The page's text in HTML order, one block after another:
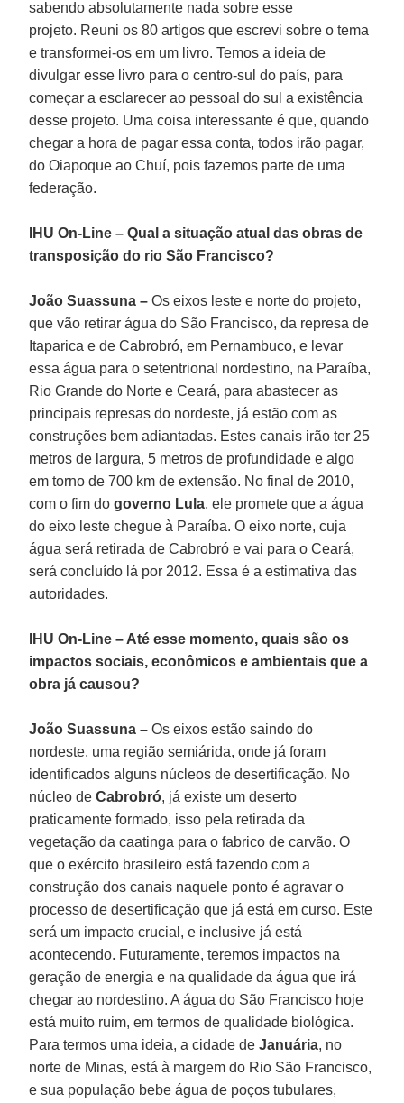
sabendo absolutamente nada sobre esse
projeto. Reuni os 80 artigos que escrevi sobre o tema
e transformei-os em um livro. Temos a ideia de
divulgar esse livro para o centro-sul do país, para
começar a esclarecer ao pessoal do sul a existência
desse projeto. Uma coisa interessante é que, quando
chegar a hora de pagar essa conta, todos irão pagar,
do Oiapoque ao Chuí, pois fazemos parte de uma
federação.
IHU On-Line – Qual a situação atual das obras de
transposição do rio São Francisco?
João Suassuna – Os eixos leste e norte do projeto,
que vão retirar água do São Francisco, da represa de
Itaparica e de Cabrobró, em Pernambuco, e levar
essa água para o setentrional nordestino, na Paraíba,
Rio Grande do Norte e Ceará, para abastecer as
principais represas do nordeste, já estão com as
construções bem adiantadas. Estes canais irão ter 25
metros de largura, 5 metros de profundidade e algo
em torno de 700 km de extensão. No final de 2010,
com o fim dogoverno Lula, ele promete que a água
do eixo leste chegue à Paraíba. O eixo norte, cuja
água será retirada de Cabrobró e vai para o Ceará,
será concluído lá por 2012. Essa é a estimativa das
autoridades.
IHU On-Line – Até esse momento, quais são os
impactos sociais, econômicos e ambientais que a
obra já causou?
João Suassuna – Os eixos estão saindo do
nordeste, uma região semiárida, onde já foram
identificados alguns núcleos de desertificação. No
núcleo deCabrobró, já existe um deserto
praticamente formado, isso pela retirada da
vegetação da caatinga para o fabrico de carvão. O
que o exército brasileiro está fazendo com a
construção dos canais naquele ponto é agravar o
processo de desertificação que já está em curso. Este
será um impacto crucial, e inclusive já está
acontecendo. Futuramente, teremos impactos na
geração de energia e na qualidade da água que irá
chegar ao nordestino. A água do São Francisco hoje
está muito ruim, em termos de qualidade biológica.
Para termos uma ideia, a cidade deJanuária, no
norte de Minas, está à margem do Rio São Francisco,
e sua população bebe água de poços tubulares,